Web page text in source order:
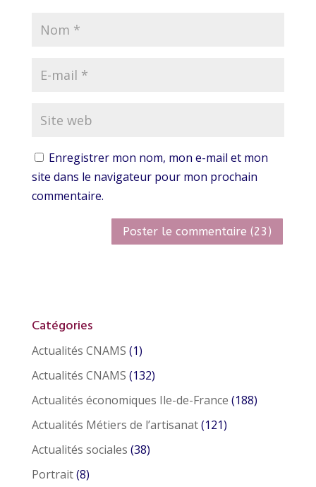
Enregistrer mon nom, mon e-mail et mon
site dans le navigateur pour mon prochain
commentaire.
Catégories
Actualités CNAMS (1)
Actualités CNAMS (132)
Actualités économiques Ile-de-France (188)
Actualités Métiers de l’artisanat(121)
Actualités sociales (38)
Portrait(8)